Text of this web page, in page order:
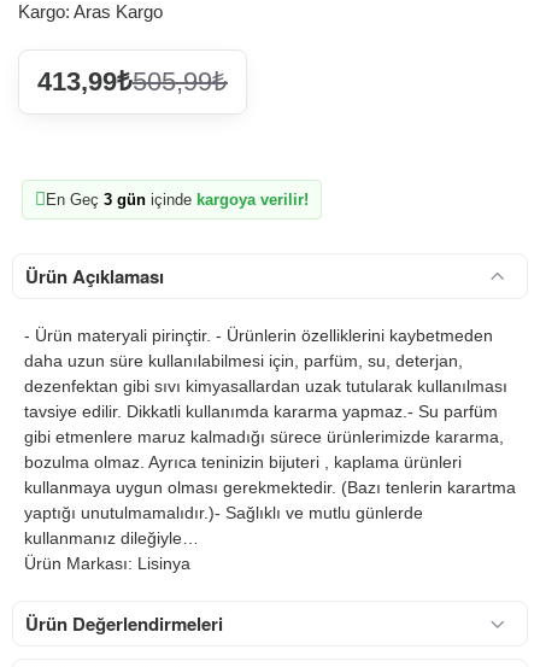
Kargo: Aras Kargo
413,99₺505,99₺
En Geç 3 gün içinde kargoya verilir!
Ürün Açıklaması
- Ürün materyali pirinçtir. - Ürünlerin özelliklerini kaybetmeden
daha uzun süre kullanılabilmesi için, parfüm, su, deterjan,
dezenfektan gibi sıvı kimyasallardan uzak tutularak kullanılması
tavsiye edilir. Dikkatli kullanımda kararma yapmaz.- Su parfüm
gibi etmenlere maruz kalmadığı sürece ürünlerimizde kararma,
bozulma olmaz. Ayrıca teninizin bijuteri , kaplama ürünleri
kullanmaya uygun olması gerekmektedir. (Bazı tenlerin karartma
yaptığı unutulmamalıdır.)- Sağlıklı ve mutlu günlerde
kullanmanız dileğiyle…
Ürün Markası: Lisinya
Ürün Değerlendirmeleri